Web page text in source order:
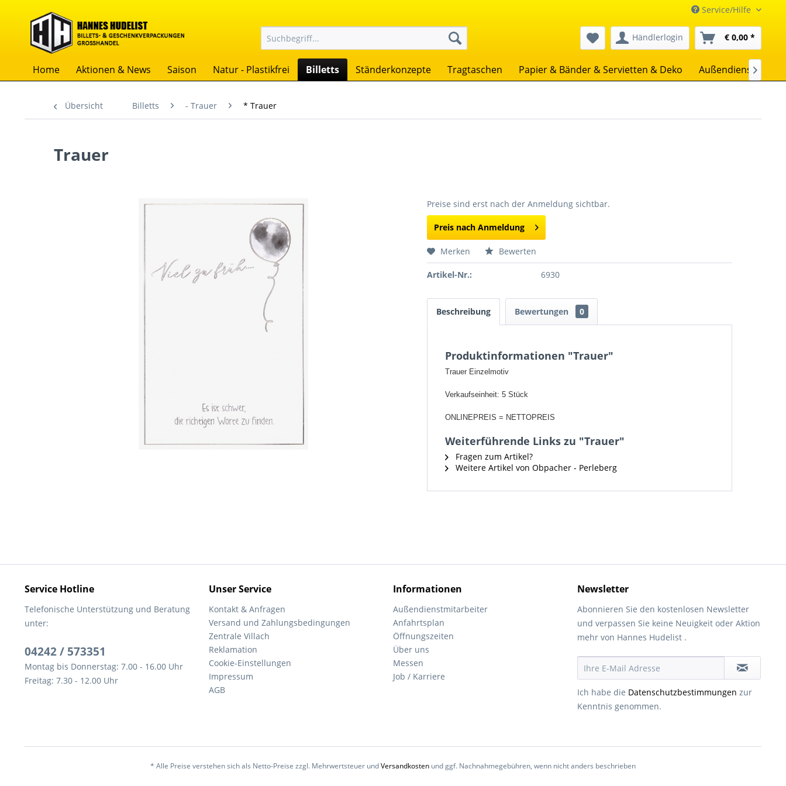
Service/Hilfe
Händlerlogin € 0,00 *
Home Aktionen & News Saison Natur - Plastikfrei Billetts Ständerkonzepte Tragtaschen Papier & Bänder & Servietten & Deko Außendienst
Übersicht Billetts - Trauer * Trauer
Trauer
Preise sind erst nach der Anmeldung sichtbar.
Preis nach Anmeldung
Merken Bewerten
Artikel-Nr.: 6930
Beschreibung Bewertungen 0
Produktinformationen "Trauer"
Trauer Einzelmotiv
Verkaufseinheit: 5 Stück
ONLINEPREIS = NETTOPREIS
Weiterführende Links zu "Trauer"
Fragen zum Artikel?
Weitere Artikel von Obpacher - Perleberg
Service Hotline
Telefonische Unterstützung und Beratung
unter:
04242 / 573351
Montag bis Donnerstag: 7.00 - 16.00 Uhr
Freitag: 7.30 - 12.00 Uhr
Unser Service
Kontakt & Anfragen
Versand und Zahlungsbedingungen
Zentrale Villach
Reklamation
Cookie-Einstellungen
Impressum
AGB
Informationen
Außendienstmitarbeiter
Anfahrtsplan
Öffnungszeiten
Über uns
Messen
Job / Karriere
Newsletter
Abonnieren Sie den kostenlosen Newsletter
und verpassen Sie keine Neuigkeit oder Aktion
mehr von Hannes Hudelist .
Ich habe die Datenschutzbestimmungen zur
Kenntnis genommen.
* Alle Preise verstehen sich als Netto-Preise zzgl. Mehrwertsteuer undVersandkosten und ggf. Nachnahmegebühren, wenn nicht anders beschrieben